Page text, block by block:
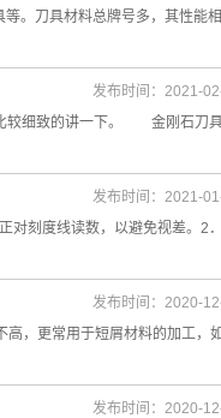
。刀具材料总牌号多，其性能
较细致的讲一下。 金刚石刀
发布时间：2021-
对刻度线读数，以避免视差。2
发布时间：2021-
，更常用于短屑材料的加工，
发布时间：2020-
发布时间：2020-